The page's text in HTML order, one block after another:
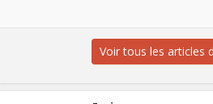
Voir tous les articles